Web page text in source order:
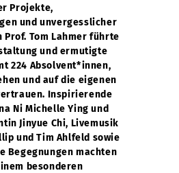
Projekte,
und unvergesslicher
Prof. Tom Lahmer führte
und ermutigte
224 Absolvent*innen,
und auf die eigenen
Inspirierende
Ni Michelle Ying und
Jinyue Chi, Livemusik
und Tim Ahlfeld sowie
Begegnungen machten
besonderen